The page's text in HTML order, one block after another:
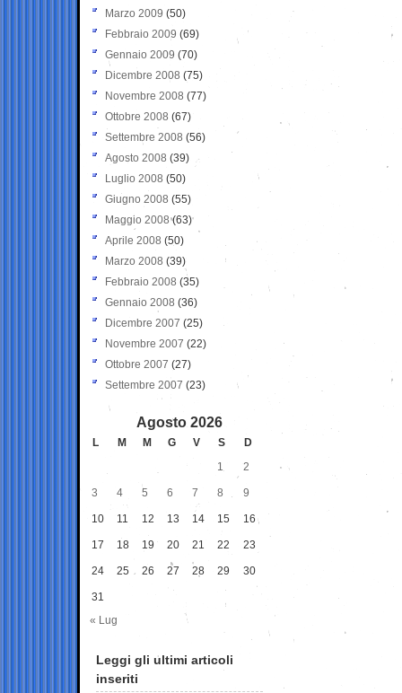
Marzo 2009 (50)
Febbraio 2009 (69)
Gennaio 2009 (70)
Dicembre 2008 (75)
Novembre 2008 (77)
Ottobre 2008 (67)
Settembre 2008 (56)
Agosto 2008 (39)
Luglio 2008 (50)
Giugno 2008 (55)
Maggio 2008(63)
Aprile 2008 (50)
Marzo 2008 (39)
Febbraio 2008 (35)
Gennaio 2008 (36)
Dicembre 2007 (25)
Novembre 2007 (22)
Ottobre 2007 (27)
Settembre 2007 (23)
Agosto 2026
L M M G V S
D
1
2
3 4 5 6 7 8 9
10 11 12 13 14 15 16
17 18 19 20 21 22 23
24 25 26 27 28 29 30
31
« Lug
Leggi gli ultimi articoli
inseriti